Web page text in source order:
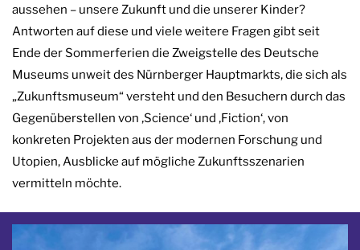
aussehen – unsere Zukunft und die unserer Kinder?
Antworten auf diese und viele weitere Fragen gibt seit
Ende der Sommerferien die Zweigstelle des Deutsche
Museums unweit des Nürnberger Hauptmarkts, die sich als
„Zukunftsmuseum“ versteht und den Besuchern durch das
Gegenüberstellen von ‚Science‘ und ‚Fiction‘, von
konkreten Projekten aus der modernen Forschung und
Utopien, Ausblicke auf mögliche Zukunftsszenarien
vermitteln möchte.